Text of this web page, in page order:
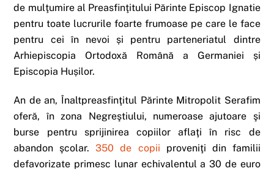
de mulţumire al Preasfinţitului Părinte Episcop Ignatie
pentru toate lucrurile foarte frumoase pe care le face
pentru cei în nevoi și pentru parteneriatul dintre
Arhiepiscopia Ortodoxă Română a Germaniei și
Episcopia Hușilor.
An de an, Înaltpreasfinţitul Părinte Mitropolit Serafim
oferă, în zona Negreştiului, numeroase ajutoare şi
burse pentru sprijinirea copiilor aflaţi în risc de
abandon şcolar. 350 de copii proveniţi din familii
defavorizate primesc lunar echivalentul a 30 de euro